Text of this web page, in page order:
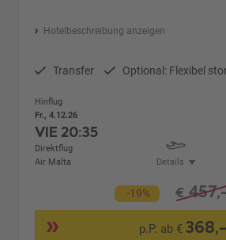
Hotelbeschreibung anzeigen
Transfer Optional: Flexibel
Hinflug
Fr., 4.12.26
VIE 20:35
Direktflug
Air Malta
Details
-19% €
p.P. ab € 368,-